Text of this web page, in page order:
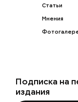
Статьи
Мнения
Подписка на
издания